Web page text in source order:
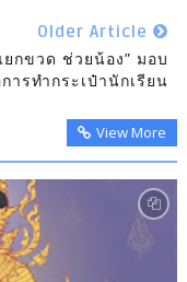
Older Article
กขวด ช่วยน้อง” มอบ
ารทำกระเป๋านักเรียน
View More